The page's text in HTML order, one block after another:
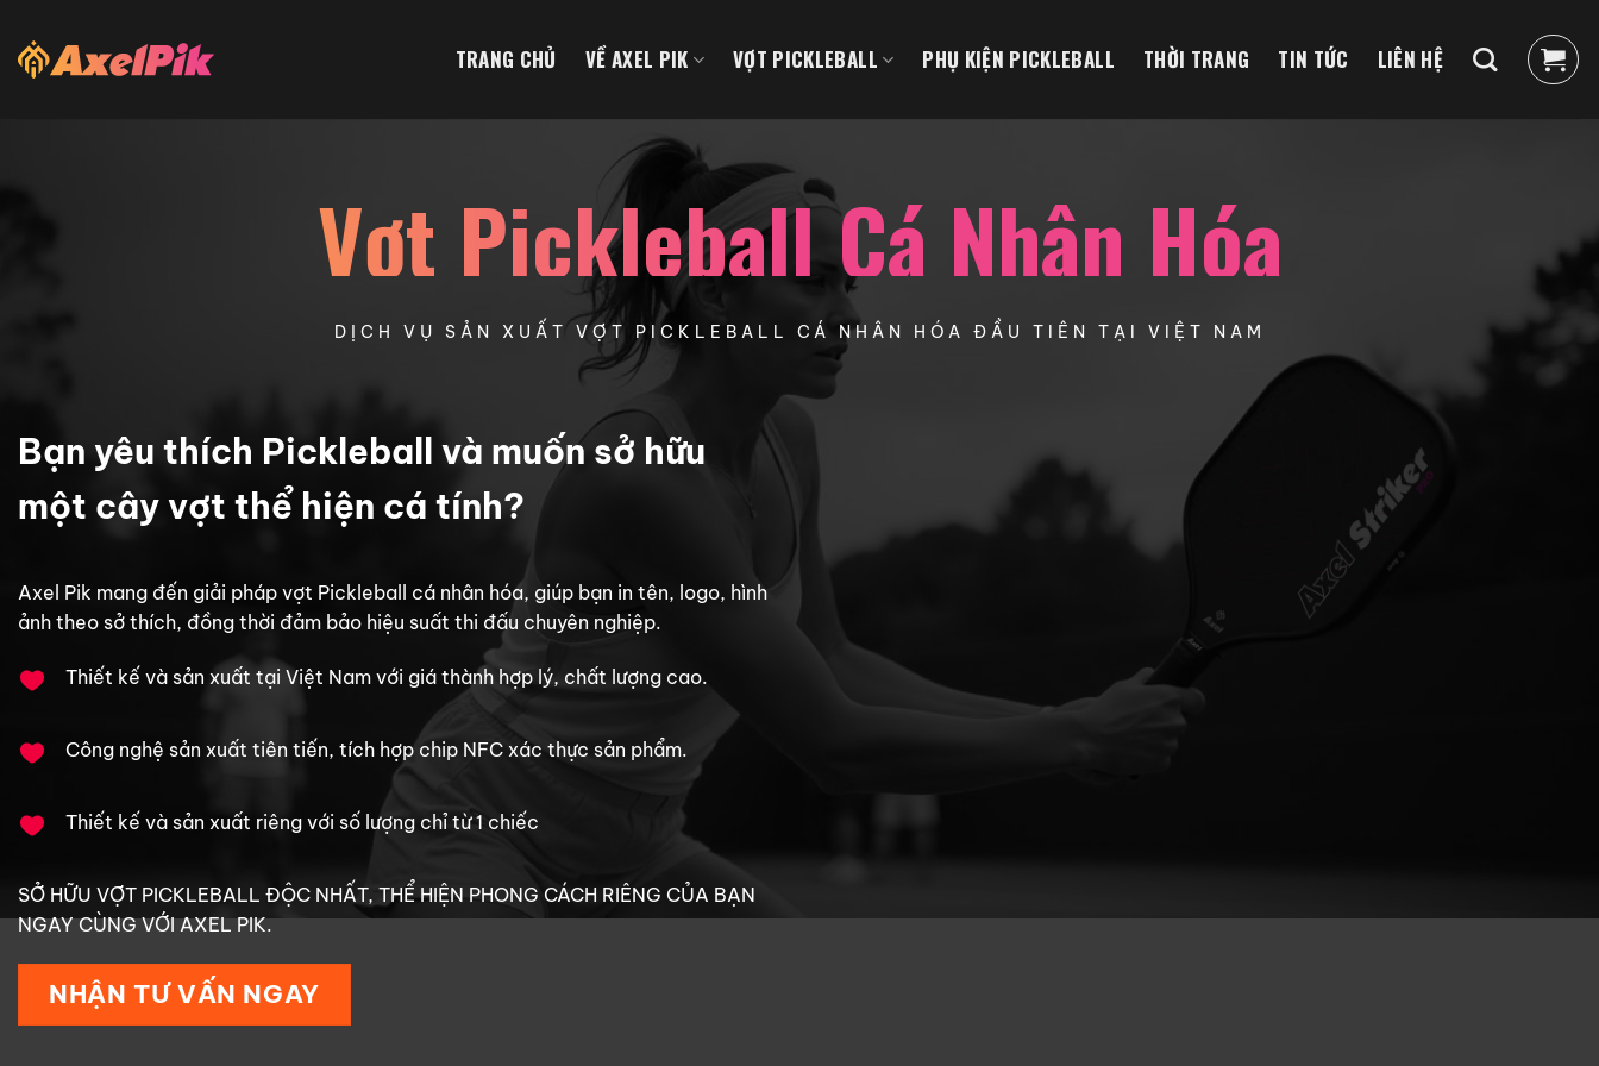
qua
nội
TRANG CHỦ VỀ AXEL PIK VỢT PICKLEBALL PHỤ KIỆN PICKLEBALL THỜI TRANG TIN TỨC LIÊN HỆ
Vợt Pickleball Cá Nhân Hóa
DỊCH VỤ SẢN XUẤT VỢT PICKLEBALL CÁ NHÂN HÓA ĐẦU TIÊN TẠI VIỆT NAM
Bạn yêu thích Pickleball và muốn sở hữu
một cây vợt thể hiện cá tính?
Axel Pik mang đến giải pháp vợt Pickleball cá nhân hóa, giúp bạn in tên, logo, hình
ảnh theo sở thích, đồng thời đảm bảo hiệu suất thi đấu chuyên nghiệp.
Thiết kế và sản xuất tại Việt Nam với giá thành hợp lý, chất lượng cao.
Công nghệ sản xuất tiên tiến, tích hợp chip NFC xác thực sản phẩm.
Thiết kế và sản xuất riêng với số lượng chỉ từ 1 chiếc
SỞ HỮU VỢT PICKLEBALL ĐỘC NHẤT, THỂ HIỆN PHONG CÁCH RIÊNG CỦA BẠN
NGAY CÙNG VỚI AXEL PIK.
NHẬN TƯ VẤN NGAY